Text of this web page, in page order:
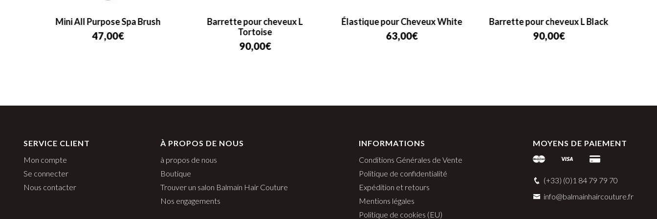
Mini All Purpose Spa Brush
47,00€
Barrette pour cheveux L
Tortoise
90,00€
Élastique pour Cheveux White
63,00€
Barrette pour cheveux L Black
90,00€
SERVICE CLIENT
Mon compte
Se connecter
Nous contacter
À PROPOS DE NOUS
à propos de nous
Boutique
Trouver un salon Balmain Hair Couture
Nos engagements
INFORMATIONS
Conditions Générales de Vente
Politique de confidentialité
Expédition et retours
Mentions légales
Politique de cookies (EU)
MOYENS DE PAIEMENT
(+33) (0)1 84 79 79 70
info@balmainhaircouture.fr